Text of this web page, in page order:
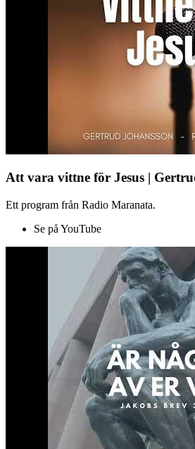
Att vara vittne för Jesus |
Ett program från Radio Maranata.
Se på YouTube